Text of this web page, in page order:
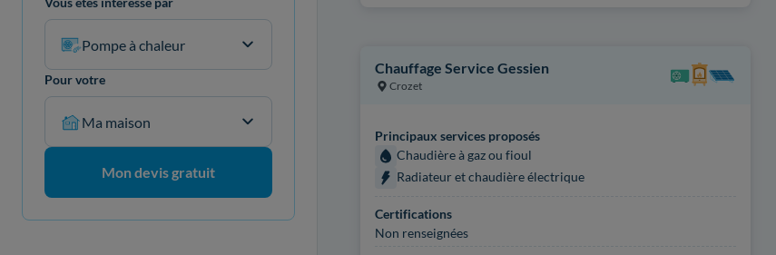
Pompe à chaleur
Pour votre
Ma maison
Mon devis gratuit
Chauffage Service Gessien
Crozet
Principaux services proposés
Chaudière à gaz ou fioul
Radiateur et chaudière électrique
Certifications
Non renseignées